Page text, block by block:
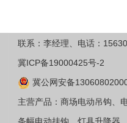
联系：李经理、电话：
冀ICP备19000425号-2
冀公网安备
主营产品：商场电动吊钩、